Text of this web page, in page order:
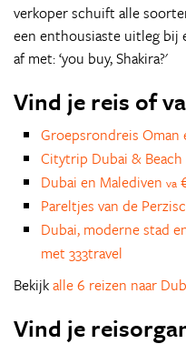
verkoper schuift alle
een enthousiaste uitleg bij
af met: ‘you buy, Shakira?'
Vind je reis of
Groepsrondreis Oman
Citytrip Dubai & Beach
Dubai en Malediven va
Pareltjes van de
Dubai, moderne stad
met 333travel
Bekijkalle 6 reizen naar
Vind je